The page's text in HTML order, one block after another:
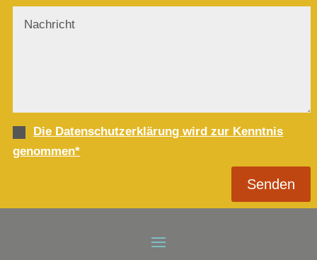
Die Datenschutzerklärung wird zur Kenntnis
genommen*
Senden